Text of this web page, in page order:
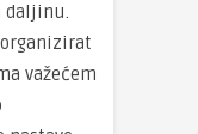
daljinu.
važećem